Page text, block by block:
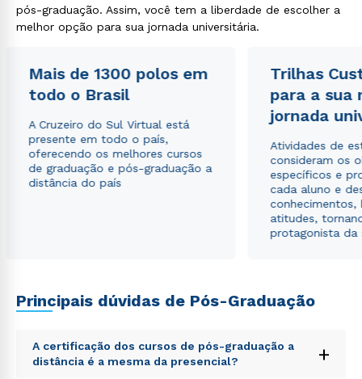
pós-graduação. Assim, você tem a liberdade de escolher a
melhor opção para sua jornada universitária.
Mais de 1300 polos em
todo o Brasil
A Cruzeiro do Sul Virtual está
presente em todo o país,
oferecendo os melhores cursos
de graduação e pós-graduação a
distância do país
Trilhas
para a sua
jornada
Atividades de
consideram os
específicos e
cada aluno e
conhecimentos,
atitudes,
protagonista da
Principais dúvidas de Pós-Graduação
A certificação dos cursos de pós-graduação a
distância é a mesma da presencial?
+
Rápido e fácil
WhatsApp
ou